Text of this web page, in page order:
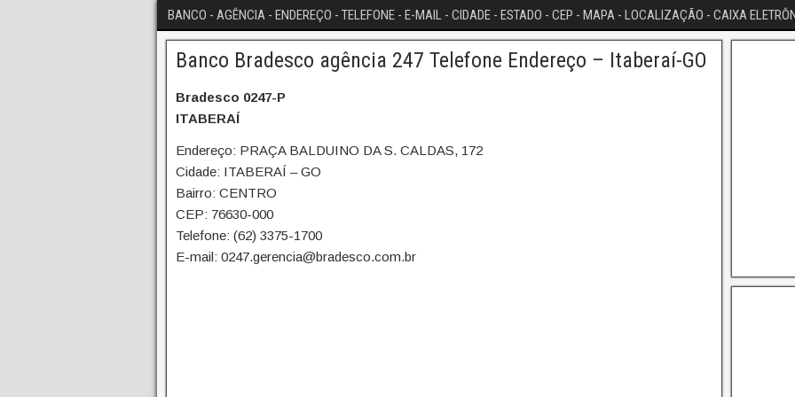
BANCO - AGÊNCIA - ENDEREÇO - TELEFONE - E-MAIL - CIDADE - ESTADO - CEP - MAPA - LOCALIZAÇÃO - CAIXA
Banco Bradesco agência 247 Telefone Endereço – Itaberaí-GO
Bradesco 0247-P
ITABERAÍ
Endereço: PRAÇA BALDUINO DA S. CALDAS, 172
Cidade: ITABERAÍ – GO
Bairro: CENTRO
CEP: 76630-000
Telefone: (62) 3375-1700
E-mail: 0247.gerencia@bradesco.com.br